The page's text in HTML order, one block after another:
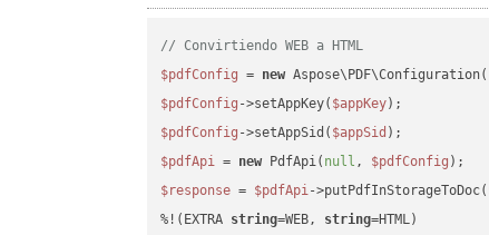
// Convirtiendo WEB a HTML
$pdfConfig = new
$pdfConfig ->setAppKey( $appKey
$pdfConfig ->setAppSid( $appSid
$pdfApi = new PdfApi( null , $pdfConfig
$response = $pdfApi->putPdfInStorageToDoc(
%!(EXTRA string=WEB, string